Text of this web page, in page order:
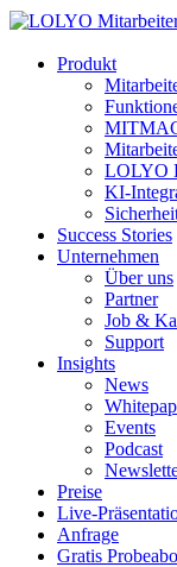
Produkt
LOLYO
KI-
Success Stories
Unternehmen
Über uns
Partner
Job &
Support
Insights
News
Events
Podcast
Preise
Live-
Anfrage
Gratis Probeabo